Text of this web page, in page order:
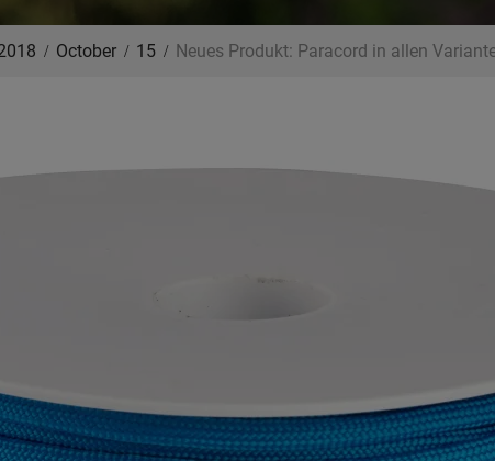
October 15 Neues Produkt: Paracord in allen